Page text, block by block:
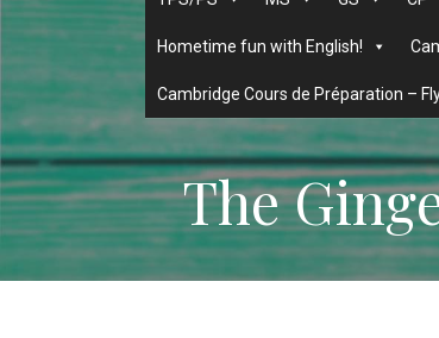
Hometime fun with English!
Cambridge Cours de Préparation –
The